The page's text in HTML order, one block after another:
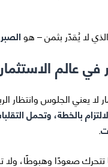
لا يُقدّر بثمن – هوالصبر
عالم
لا يعني الجلوس وانتظار
بالخطة، وتحمل
.
تتحرك صعودًا وهبوطًا، ولا